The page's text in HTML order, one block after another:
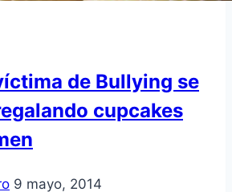
de Bullying se
cupcakes
9 mayo, 2014